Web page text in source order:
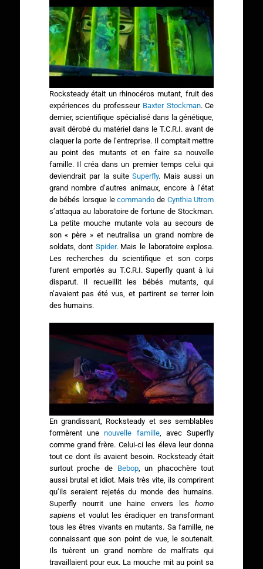
Rocksteady était un rhinocéros mutant, fruit des
expériences du professeur Baxter Stockman. Ce
dernier, scientifique spécialisé dans la génétique,
avait dérobé du matériel dans le T.C.R.I. avant de
claquer la porte de l’entreprise. Il comptait mettre
au point des mutants et en faire sa nouvelle
famille. Il créa dans un premier temps celui qui
deviendrait par la suiteSuperfly. Mais aussi un
grand nombre d’autres animaux, encore à l’état
de bébés lorsque lecommando de Cynthia Utrom
s’attaqua au laboratoire de fortune de Stockman.
La petite mouche mutante vola au secours de
son « père » et neutralisa un grand nombre de
soldats, dont Spider. Mais le laboratoire explosa.
Les recherches du scientifique et son corps
furent emportés au T.C.R.I. Superfly quant à lui
disparut. Il recueillit les bébés mutants, qui
n’avaient pas été vus, et partirent se terrer loin
des humains.
En grandissant, Rocksteady et ses semblables
formèrent unenouvelle famille, avec Superfly
comme grand frère. Celui-ci les éleva leur donna
tout ce dont ils avaient besoin. Rocksteady était
surtout proche de Bebop, un phacochère tout
aussi brutal et idiot. Mais très vite, ils comprirent
qu’ils seraient rejetés du monde des humains.
Superfly nourrit une haine envers leshomo
sapiens et voulut les éradiquer en transformant
tous les êtres vivants en mutants. Sa famille, ne
connaissant que son point de vue, le soutenait.
Ils tuèrent un grand nombre de malfrats qui
travaillaient pour eux. La mouche mit au point sa